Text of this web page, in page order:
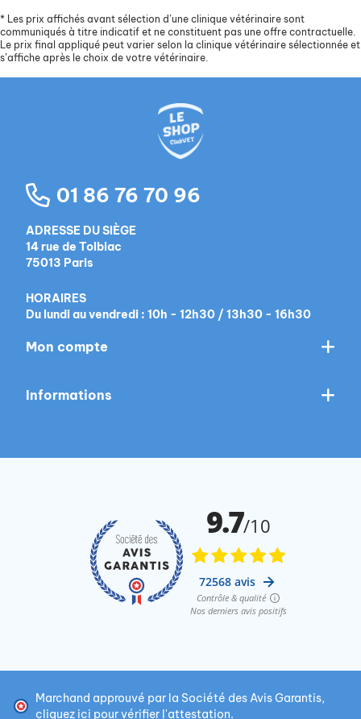
* Les prix affichés avant sélection d’une clinique vétérinaire sont
communiqués à titre indicatif et ne constituent pas une offre contractuelle.
Le prix final appliqué peut varier selon la clinique vétérinaire sélectionnée et
s’affiche après le choix de votre vétérinaire.
01 86 76 70 96
ADRESSE DU SIÈGE
14 rue de Tolbiac
75013 Paris
HORAIRES
Du lundi au vendredi : 10h - 12h30 / 13h30 - 16h30
Mon compte
Informations
Marchand approuvé par la Société des Avis Garantis,
cliquez ici pour vérifier l'attestation.